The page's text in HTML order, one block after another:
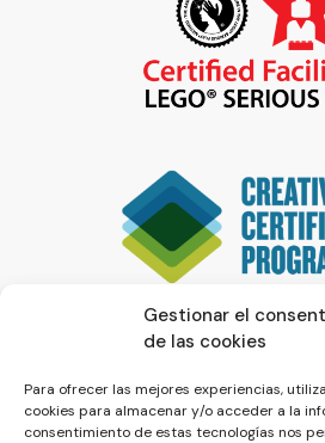
Gestionar el
de las cookies
Para ofrecer las mejores experiencias,
cookies para almacenar y/o acceder a la
consentimiento de estas tecnologías nos